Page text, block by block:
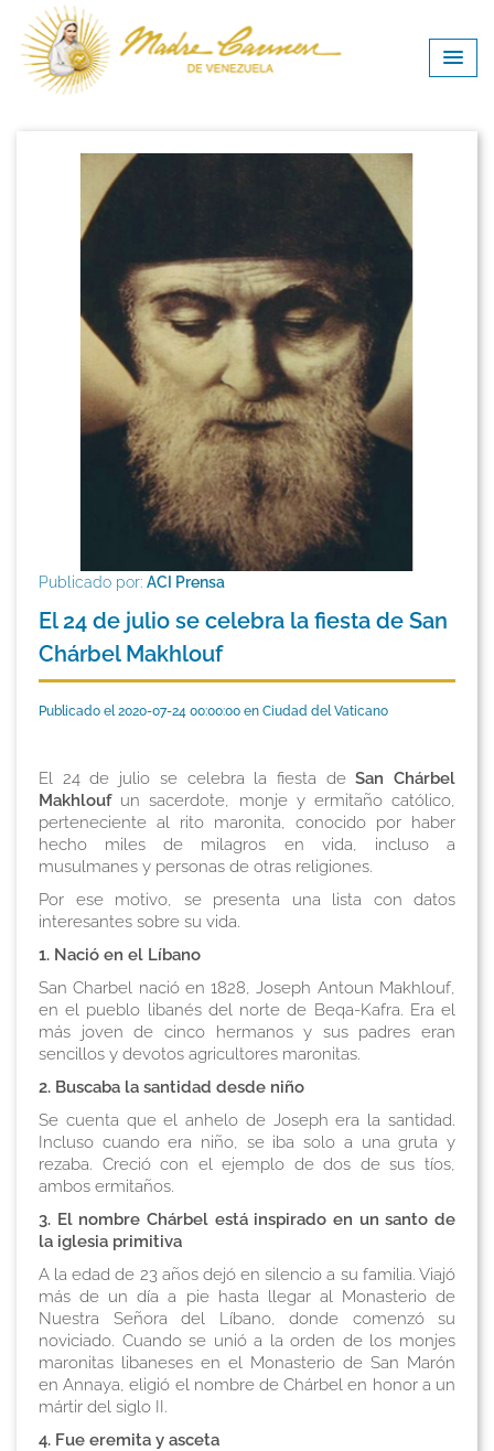
Publicado por: ACI Prensa
El 24 de julio se celebra la fiesta de San
Chárbel Makhlouf
Publicado el 2020-07-24 00:00:00 en Ciudad del Vaticano
El 24 de julio se celebra la fiesta deSan Chárbel
Makhloufun sacerdote,
monje y ermitaño católico,
perteneciente al rito maronita, conocido por haber
hecho miles de milagros en vida, incluso a
musulmanes y personas de otras religiones.
Por ese motivo, se presenta una lista con datos
interesantes sobre su vida.
1. Nació en el Líbano
San Charbel nació en 1828, Joseph Antoun Makhlouf,
en el pueblo libanés del norte de Beqa-Kafra. Era el
más joven de cinco hermanos y sus padres eran
sencillos y devotos agricultores maronitas.
2. Buscaba la santidad desde niño
Se cuenta que el anhelo de Joseph era la santidad.
Incluso cuando era niño, se iba solo a una gruta y
rezaba. Creció con el ejemplo de dos de sus tíos,
ambos ermitaños.
3. El nombre Chárbel está inspirado en un santo de
la iglesia primitiva
A la edad de 23 años dejó en silencio a su familia. Viajó
más de un día a pie hasta llegar al Monasterio de
Nuestra Señora del Líbano, donde comenzó su
noviciado. Cuando se unió a la orden de los monjes
maronitas libaneses en el Monasterio de San Marón
en Annaya, eligió el nombre de Chárbel en honor a un
mártir del siglo II.
4. Fue eremita y asceta